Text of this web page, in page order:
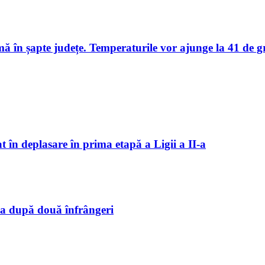
în șapte județe. Temperaturile vor ajunge la 41 de
în deplasare în prima etapă a Ligii a II-a
după două înfrângeri